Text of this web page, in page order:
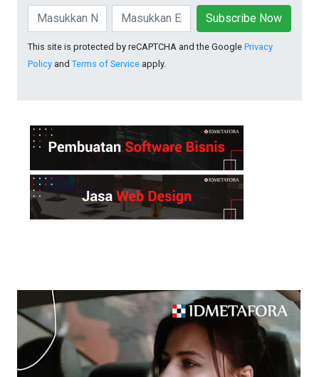
Subscribe Now
This site is protected by reCAPTCHA and the Google Privacy
Policy and Terms of Service apply.